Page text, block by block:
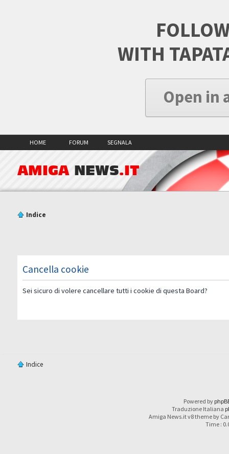
WITH
Open in
HOME FORUM SEGNALA
AMIGA NEWS.IT
Indice
Cancella cookie
Sei sicuro di volere cancellare tutti i cookie di questa Board?
Indice
Powered by
Traduzione Italiana
Amiga News.it v8 theme by
Time :